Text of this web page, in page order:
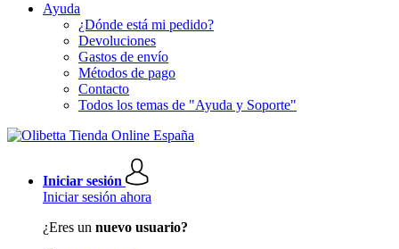
Ayuda
¿Dónde está mi pedido?
Devoluciones
Gastos de envío
Métodos de pago
Contacto
Todos los temas de "Ayuda y Soporte"
Iniciar sesión
Iniciar sesión ahora
¿Eres un nuevo usuario?